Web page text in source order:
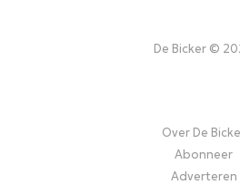
De Bicker ©
Over De
Abonneer
Adverteren